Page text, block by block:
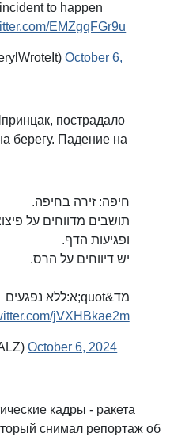
to happen
EMZgqFGr9u
October 6,
пострадало
берегу. Падение на
חיפה: זירה בחיפה.
תושבים מדווחים על
ופגיעות הדף.
יש דיווחים על הרס.
מד&quot;א:ללא נפגעים
jVXHBkae2m
October 6, 2024
кадры - ракета
снимал репортаж об